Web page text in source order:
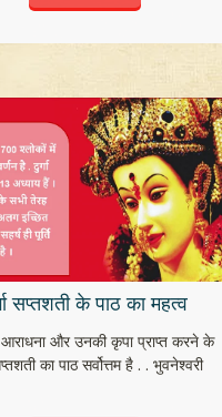
सप्तशती के पाठ का महत्व
आराधना और उनकी कृपा प्राप्त करने के
का पाठ सर्वोत्तम है . . भुवनेश्वरी